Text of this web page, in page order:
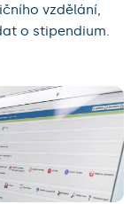
vzdělání,
o stipendium.